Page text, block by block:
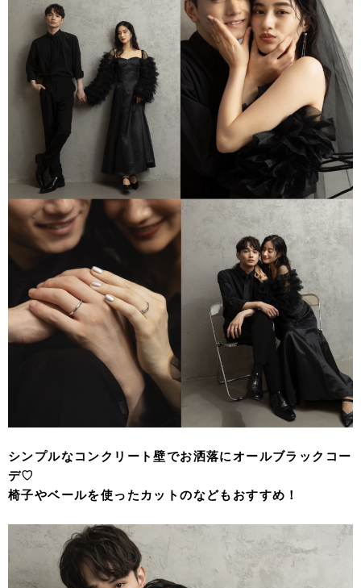
シンプルなコンクリート壁でお洒落にオールブラックコー
デ♡
椅子やベールを使ったカットのなどもおすすめ！